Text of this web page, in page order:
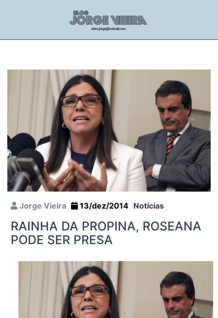
Jorge Vieira 13/dez/2014 Notícias
RAINHA DA PROPINA, ROSEANA
PODE SER PRESA